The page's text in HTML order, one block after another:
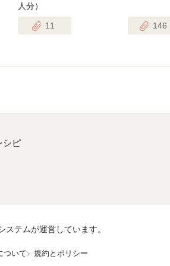
人分）
11 146
シピ
ステムが運営しています。
ついて 規約とポリシー